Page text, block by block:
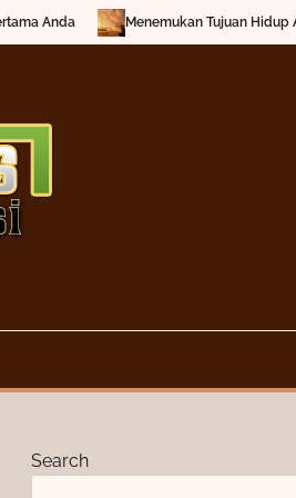
Anda Menemukan Tujuan Hidup
Search